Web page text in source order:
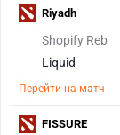
Shopify Reb
Liquid
Перейти на матч
Riyadh
FISSURE